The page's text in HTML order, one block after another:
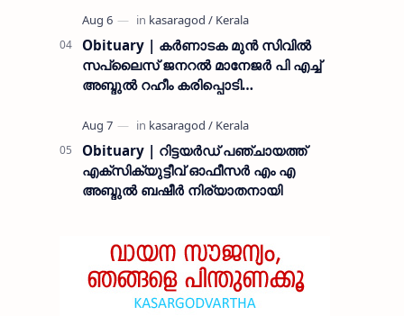
Obituary | കർണാടക മുൻ സിവില്‍
സപ്ലൈസ് ജനറൽ മാനേജർ പി എച്ച്
അബ്ദുൽ റഹീം കരിപ്പൊടി
Obituary | റിട്ടയർഡ് പഞ്ചായത്ത്
എക്സിക്യുട്ടീവ് ഓഫീസർ എം എ
അബ്ദുൽ ബഷീർ നിര്യാതനായി